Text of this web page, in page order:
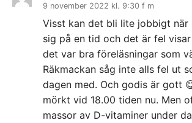
9 november 2022 kl. 9:30 f m
Visst kan det bli lite jobbigt när
sig på en tid och det är fel
det var bra föreläsningar som
Räkmackan såg inte alls fel ut
dagen med. Och godis är gott
mörkt vid 18.00 tiden nu. Men
massor av D-vitaminer under